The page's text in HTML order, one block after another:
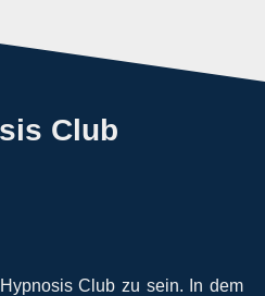
Club
Club zu sein. In dem